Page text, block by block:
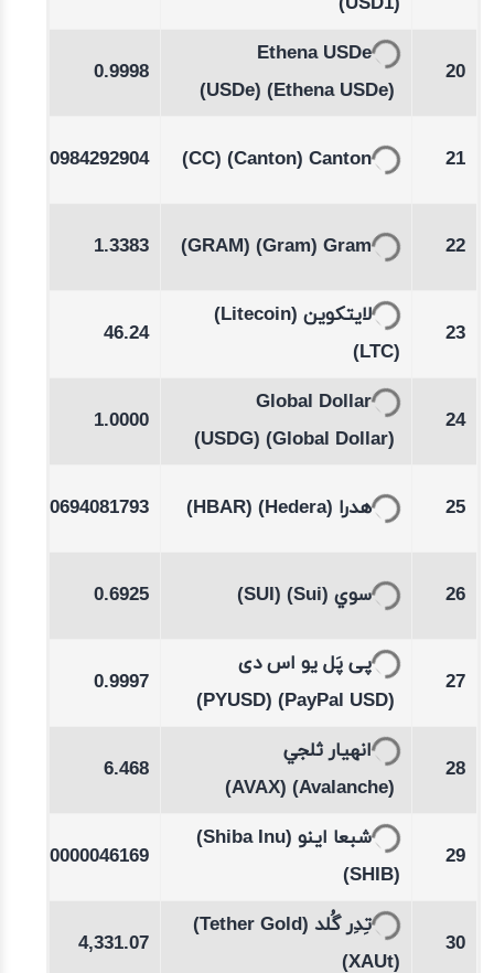
20
Ethena USDe
(Ethena USDe)
(USDe)
0.9998
21
Canton
(Canton)
(CC)
0.0984292904
22
Gram
(Gram)
(GRAM)
1.3383
23
لايتكوين (Litecoin)
(LTC)
46.24
24
Global Dollar
(Global Dollar)
(USDG)
1.0000
25 هدرا (Hedera)
(HBAR)
0.0694081793
26 سوي (Sui)
(SUI)
0.6925
27
پی پَل یو اس دی
(PayPal USD)
(PYUSD)
0.9997
28
انهيار ثلجي
(Avalanche)
(AVAX)
6.468
29
شبعا اينو (Shiba Inu)
(SHIB)
0.0000046169
30
تِدِر گُلد (Tether Gold)
(XAUt)
4,331.07